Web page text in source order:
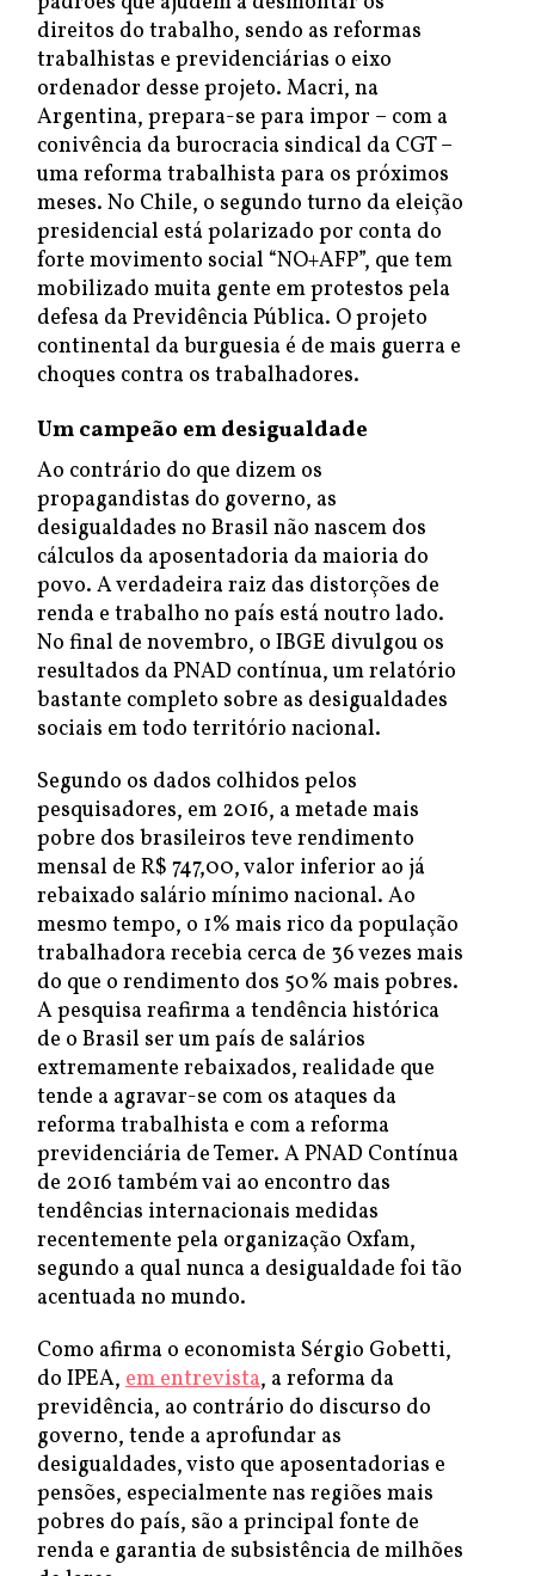
direitos do trabalho, sendo as reformas
trabalhistas e previdenciárias o eixo
ordenador desse projeto. Macri, na
Argentina, prepara-se para impor – com a
conivência da burocracia sindical da CGT –
uma reforma trabalhista para os próximos
meses. No Chile, o segundo turno da eleição
presidencial está polarizado por conta do
forte movimento social “NO+AFP”, que tem
mobilizado muita gente em protestos pela
defesa da Previdência Pública. O projeto
continental da burguesia é de mais guerra e
choques contra os trabalhadores.
Um campeão em desigualdade
Ao contrário do que dizem os
propagandistas do governo, as
desigualdades no Brasil não nascem dos
cálculos da aposentadoria da maioria do
povo. A verdadeira raiz das distorções de
renda e trabalho no país está noutro lado.
No final de novembro, o IBGE divulgou os
resultados da PNAD contínua, um relatório
bastante completo sobre as desigualdades
sociais em todo território nacional.
Segundo os dados colhidos pelos
pesquisadores, em 2016, a metade mais
pobre dos brasileiros teve rendimento
mensal de R$ 747,00, valor inferior ao já
rebaixado salário mínimo nacional. Ao
mesmo tempo, o 1% mais rico da população
trabalhadora recebia cerca de 36 vezes mais
do que o rendimento dos 50% mais pobres.
A pesquisa reafirma a tendência histórica
de o Brasil ser um país de salários
extremamente rebaixados, realidade que
tende a agravar-se com os ataques da
reforma trabalhista e com a reforma
previdenciária de Temer. A PNAD Contínua
de 2016 também vai ao encontro das
tendências internacionais medidas
recentemente pela organização Oxfam,
segundo a qual nunca a desigualdade foi tão
acentuada no mundo.
Como afirma o economista Sérgio Gobetti,
do IPEA, em entrevista, a reforma da
previdência, ao contrário do discurso do
governo, tende a aprofundar as
desigualdades, visto que aposentadorias e
pensões, especialmente nas regiões mais
pobres do país, são a principal fonte de
renda e garantia de subsistência de milhões